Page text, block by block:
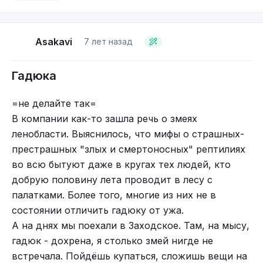
На морду лица гюрзу можно легко спутать с её
близкими родственницами — гадюками
обыкновенными. Выдаёт нашу героиню более
Asakavi 7 лет назад
Гадюка
=не делайте так=
В компании как-то зашла речь о змеях
ленобласти. Выяснилось, что мифы о страшных-
престрашных "злых и смертоносных" рептилиях
во всю бытуют даже в кругах тех людей, кто
добрую половину лета проводит в лесу с
палатками. Более того, многие из них не в
состоянии отличить гадюку от ужа.
А на днях мы поехали в Заходское. Там, на мысу,
гадюк - дохрена, я столько змей нигде не
встречала. Пойдёшь купаться, сложишь вещи на